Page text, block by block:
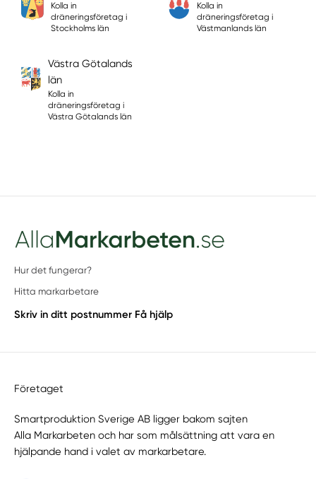
Kolla in
dräneringsföretag i
Stockholms län
Kolla in
dräneringsföretag i
Västmanlands län
Västra Götalands
län
Kolla in
dräneringsföretag i
Västra Götalands län
Hur det fungerar?
Hitta markarbetare
Skriv in ditt postnummer Få hjälp
Företaget
Smartproduktion Sverige AB ligger bakom sajten
Alla Markarbeten och har som målsättning att vara en
hjälpande hand i valet av markarbetare.